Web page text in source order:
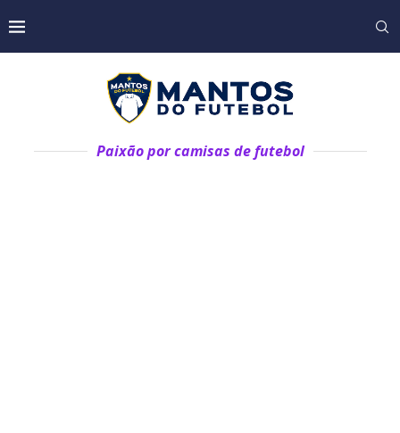
Paixão por camisas de futebol